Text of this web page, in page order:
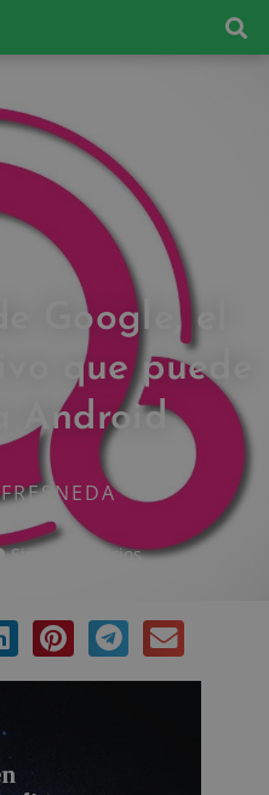
Google, el
que puede
Android
Sin comentarios